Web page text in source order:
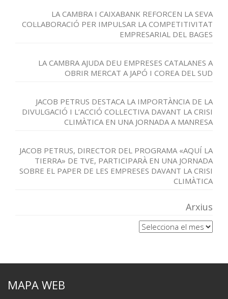
LA CAMBRA I CAIXABANK REFORCEN LA SEVA
COL·LABORACIÓ PER IMPULSAR LA COMPETITIVITAT
EMPRESARIAL DEL BAGES
LA CAMBRA AJUDA DEU EMPRESES CATALANES A
OBRIR MERCAT A JAPÓ I COREA DEL SUD
JACOB PETRUS DESTACA LA IMPORTÀNCIA DE LA
DIVULGACIÓ I L’ACCIÓ COL·LECTIVA DAVANT LA CRISI
CLIMÀTICA EN UNA JORNADA A MANRESA
JACOB PETRUS, DIRECTOR DEL PROGRAMA «AQUÍ LA
TIERRA» DE TVE, PARTICIPARÀ EN UNA JORNADA
SOBRE EL PAPER DE LES EMPRESES DAVANT LA CRISI
CLIMÀTICA
Arxius
Arxius
MAPA WEB